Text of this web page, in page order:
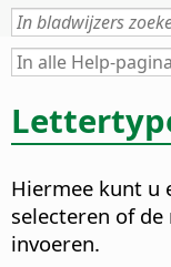
Hiermee kunt u
selecteren of
invoeren.